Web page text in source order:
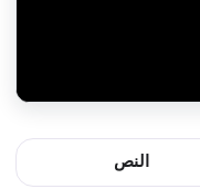
النص